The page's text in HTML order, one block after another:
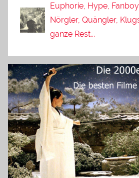
Euphorie, Hype,
Nörgler, Quängler,
ganze Rest...